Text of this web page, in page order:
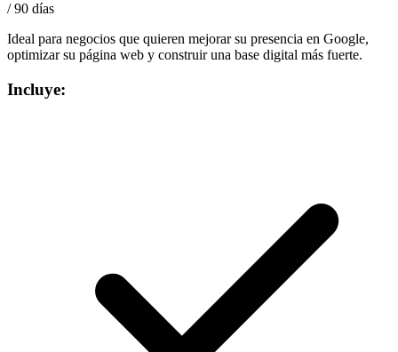
/ 90 días
Ideal para negocios que quieren mejorar su presencia en Google,
optimizar su página web y construir una base digital más fuerte.
Incluye: